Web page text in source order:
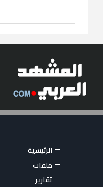
الرئيسية
ملفات
تقارير